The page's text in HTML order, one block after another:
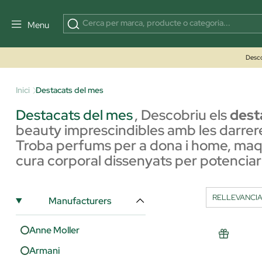
Menu
Inici Destacats del mes
Destacats del mes, Descobriu els
beauty imprescindibles amb les
Troba perfums per a dona i home,
cura corporal dissenyats per
Manufacturers
Anne Moller
Armani